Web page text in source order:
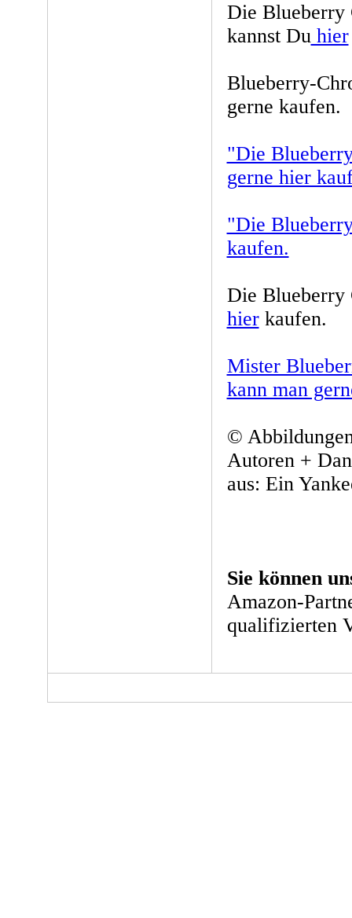
Die Blueberry
kannst Duhier
Blueberry-
gerne kaufen.
"Die
gerne hier
"Die
kaufen.
Die Blueberry
hierkaufen.
Mister
kann man
©
Autoren +
aus: Ein
Sie können
Amazon-
qualifizierten